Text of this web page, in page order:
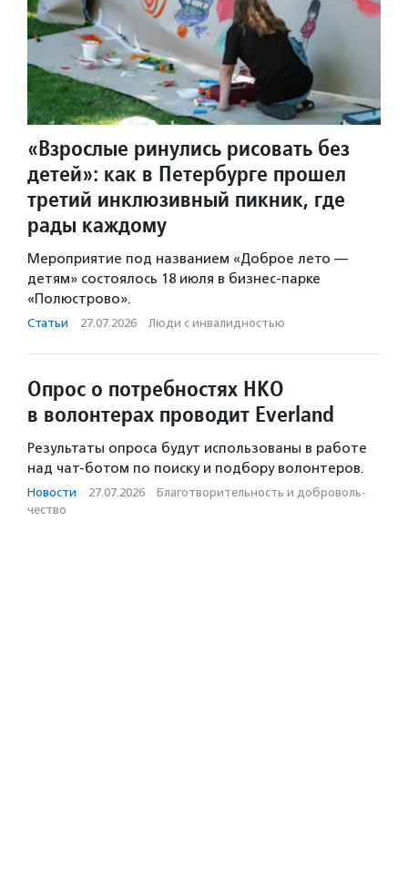
«Взрослые ринулись рисовать без
детей»: как в Петербурге прошел
третий инклюзивный пикник, где
рады каждому
Мероприятие под названием «Доброе лето —
детям» состоялось 18 июля в бизнес-парке
«Полюстрово».
Статьи · 27.07.2026 · Люди с инвалидностью
Опрос о потребностях НКО
в волонтерах проводит Everland
Результаты опроса будут использованы в работе
над чат-ботом по поиску и подбору волонтеров.
Новости · 27.07.2026 · Благотвори­тель­ность и доброволь­
чест­во